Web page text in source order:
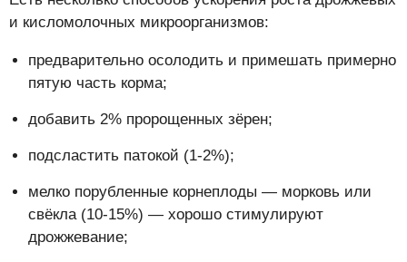
и кисломолочных микроорганизмов:
предварительно осолодить и примешать примерно
пятую часть корма;
добавить 2% пророщенных зёрен;
подсластить патокой (1-2%);
мелко порубленные корнеплоды — морковь или
свёкла (10-15%) — хорошо стимулируют
дрожжевание;